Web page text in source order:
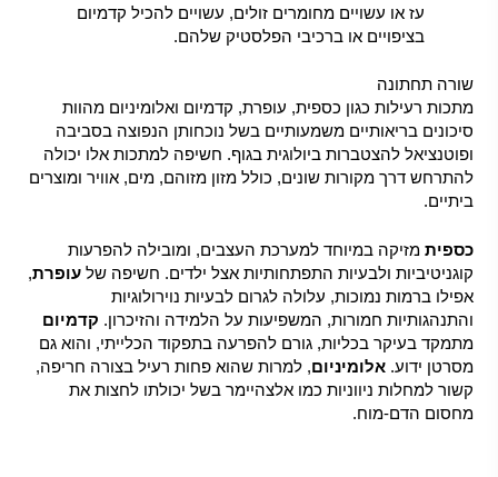
עז או עשויים מחומרים זולים, עשויים להכיל קדמיום
בציפויים או ברכיבי הפלסטיק שלהם.
שורה תחתונה
מתכות רעילות כגון כספית, עופרת, קדמיום ואלומיניום מהוות
סיכונים בריאותיים משמעותיים בשל נוכחותן הנפוצה בסביבה
ופוטנציאל להצטברות ביולוגית בגוף. חשיפה למתכות אלו יכולה
להתרחש דרך מקורות שונים, כולל מזון מזוהם, מים, אוויר ומוצרים
ביתיים.
כספית מזיקה במיוחד למערכת העצבים, ומובילה להפרעות
קוגניטיביות ולבעיות התפתחותיות אצל ילדים. חשיפה שלעופרת,
אפילו ברמות נמוכות, עלולה לגרום לבעיות נוירולוגיות
והתנהגותיות חמורות, המשפיעות על הלמידה והזיכרון. קדמיום
מתמקד בעיקר בכליות, גורם להפרעה בתפקוד הכלייתי, והוא גם
מסרטן ידוע.אלומיניום, למרות שהוא פחות רעיל בצורה חריפה,
קשור למחלות ניווניות כמו אלצהיימר בשל יכולתו לחצות את
מחסום הדם-מוח.